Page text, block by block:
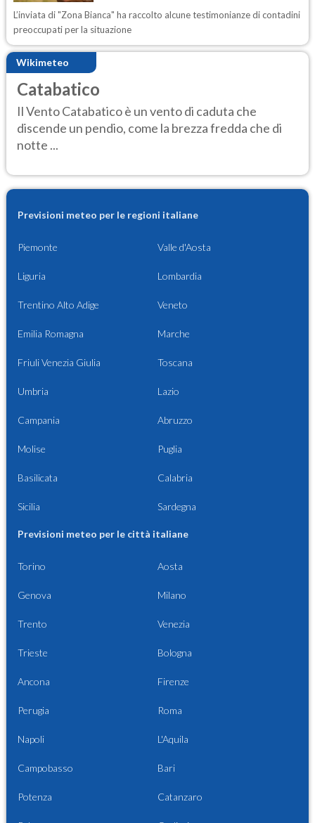
L’inviata di "Zona Bianca" ha raccolto alcune testimonianze di contadini
preoccupati per la situazione
Wikimeteo
Catabatico
Il Vento Catabatico è un vento di caduta che
discende un pendio, come la brezza fredda che di
notte ...
Previsioni meteo per le regioni italiane
Piemonte Valle d'Aosta
Liguria Lombardia
Trentino Alto Adige Veneto
Emilia Romagna Marche
Friuli Venezia Giulia Toscana
Umbria Lazio
Campania Abruzzo
Molise Puglia
Basilicata Calabria
Sicilia Sardegna
Previsioni meteo per le città italiane
Torino Aosta
Genova Milano
Trento Venezia
Trieste Bologna
Ancona Firenze
Perugia Roma
Napoli L'Aquila
Campobasso Bari
Potenza Catanzaro